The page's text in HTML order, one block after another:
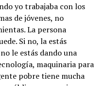
yo trabajaba con los
de jóvenes, no
La persona
Si no, la estás
le estás dando una
maquinaria para
pobre tiene mucha